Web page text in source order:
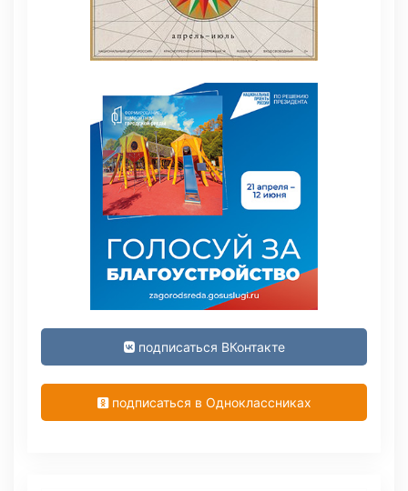
подписаться ВКонтакте
подписаться в Одноклассниках